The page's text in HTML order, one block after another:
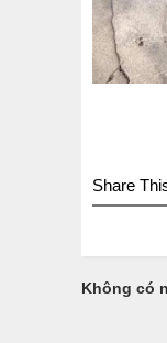
Share
Không có